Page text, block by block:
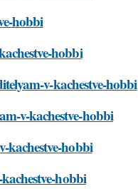
hobbi
hobbi
v-kachestve-hobbi
v-kachestve-hobbi
kachestve-hobbi
hobbi